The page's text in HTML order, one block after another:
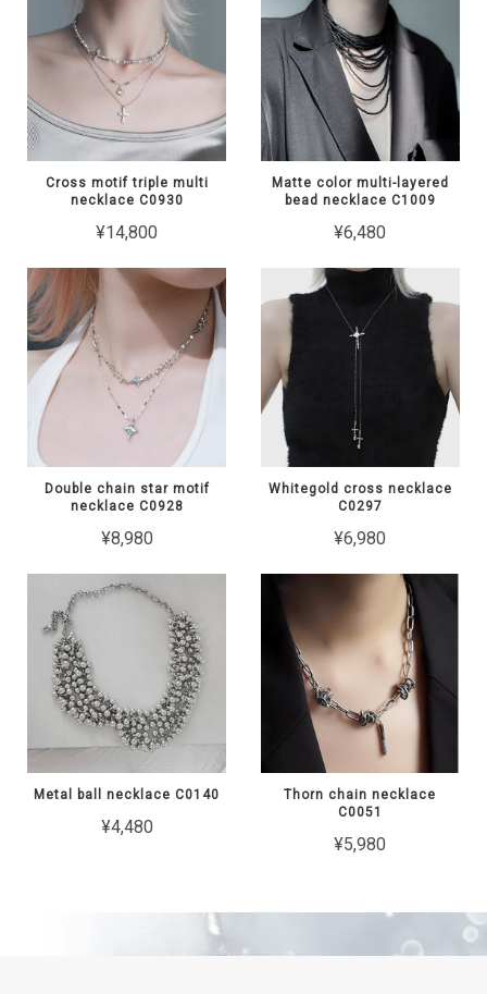
Cross motif triple multi
necklace C0930
¥14,800
Matte color multi-layered
bead necklace C1009
¥6,480
Double chain star motif
necklace C0928
¥8,980
Whitegold cross necklace
C0297
¥6,980
Metal ball necklace C0140
¥4,480
Thorn chain necklace
C0051
¥5,980